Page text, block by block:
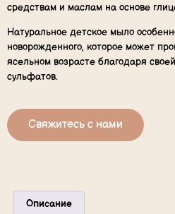
средствам и маслам на основе
Натуральное детское мыло
новорожденного, которое может
ясельном возрасте благодаря
сульфатов.
Свяжитесь с нами
Описание